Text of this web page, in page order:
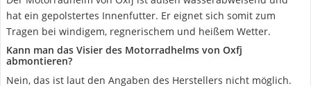
hat ein gepolstertes Innenfutter. Er eignet sich somit zum
Tragen bei windigem, regnerischem und heißem Wetter.
Kann man das Visier des Motorradhelms von Oxfj
abmontieren?
Nein, das ist laut den Angaben des Herstellers nicht möglich.